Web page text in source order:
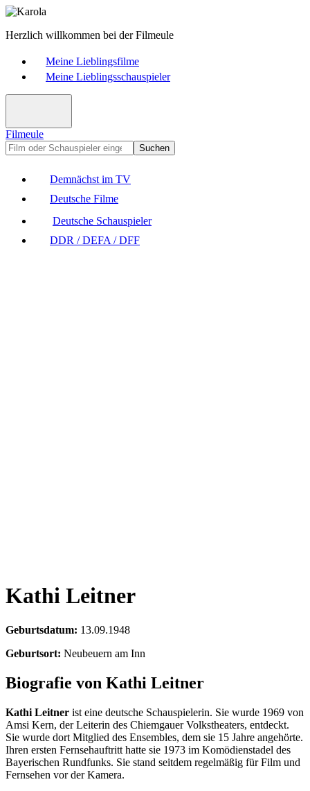
Herzlich willkommen bei der Filmeule
Meine Lieblingsfilme
Meine Lieblingsschauspieler
Filmeule
Suchen
Demnächst im TV
Deutsche Filme
Deutsche Schauspieler
DDR / DEFA / DFF
Kathi Leitner
Geburtsdatum: 13.09.1948
Geburtsort: Neubeuern am Inn
Biografie von Kathi Leitner
Kathi Leitner ist eine deutsche Schauspielerin. Sie wurde 1969 von
Amsi Kern, der Leiterin des Chiemgauer Volkstheaters, entdeckt.
Sie wurde dort Mitglied des Ensembles, dem sie 15 Jahre angehörte.
Ihren ersten Fernsehauftritt hatte sie 1973 im Komödienstadel des
Bayerischen Rundfunks. Sie stand seitdem regelmäßig für Film und
Fernsehen vor der Kamera.